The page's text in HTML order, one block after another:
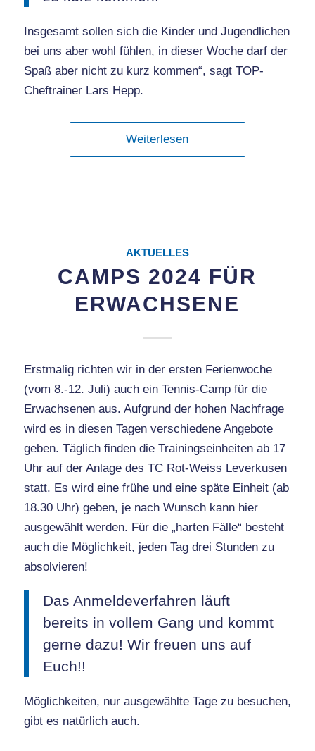
Insgesamt sollen sich die Kinder und Jugendlichen
bei uns aber wohl fühlen, in dieser Woche darf der
Spaß aber nicht zu kurz kommen“, sagt TOP-
Cheftrainer Lars Hepp.
Weiterlesen
AKTUELLES
CAMPS 2024 FÜR
ERWACHSENE
Erstmalig richten wir in der ersten Ferienwoche
(vom 8.-12. Juli) auch ein Tennis-Camp für die
Erwachsenen aus. Aufgrund der hohen Nachfrage
wird es in diesen Tagen verschiedene Angebote
geben. Täglich finden die Trainingseinheiten ab 17
Uhr auf der Anlage des TC Rot-Weiss Leverkusen
statt. Es wird eine frühe und eine späte Einheit (ab
18.30 Uhr) geben, je nach Wunsch kann hier
ausgewählt werden. Für die „harten Fälle“ besteht
auch die Möglichkeit, jeden Tag drei Stunden zu
absolvieren!
Das Anmeldeverfahren läuft
bereits in vollem Gang und kommt
gerne dazu! Wir freuen uns auf
Euch!!
Möglichkeiten, nur ausgewählte Tage zu besuchen,
gibt es natürlich auch.